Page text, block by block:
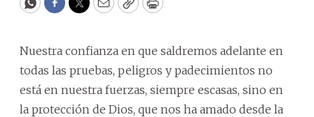
WhatsApp
Facebook
Twitter
EmailCopyPrint
Nuestra confianza en que saldremos adelante en
todas las pruebas, peligros y padecimientos no
está en nuestra fuerzas, siempre escasas, sino en
la protección de Dios, que nos ha amado desde la